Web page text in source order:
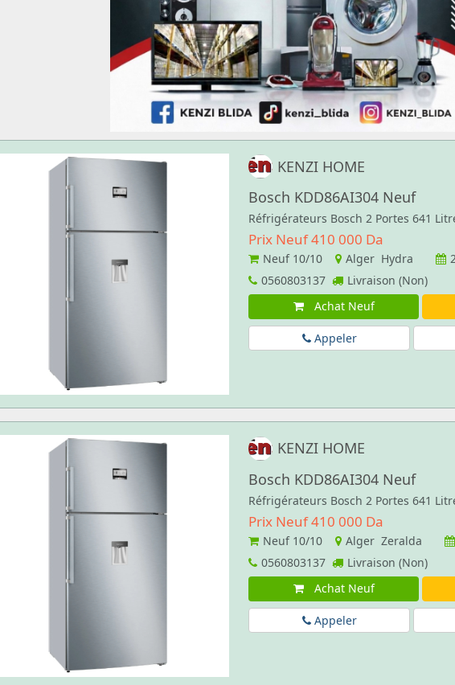
KENZI HOME
Bosch KDD86AI304 Neuf
Réfrigérateurs Bosch 2 Portes 641
Prix Neuf 410 000 Da
Neuf 10/10 Alger Hydra
0560803137
Livraison (Non)
Achat Neuf
Appeler
KENZI HOME
Bosch KDD86AI304 Neuf
Réfrigérateurs Bosch 2 Portes 641
Prix Neuf 410 000 Da
Neuf 10/10 Alger Zeralda
0560803137
Livraison (Non)
Achat Neuf
Appeler